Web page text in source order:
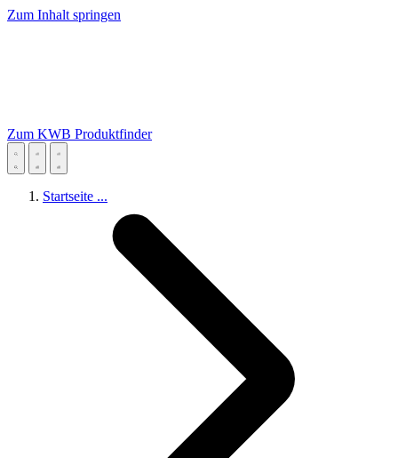
Zum Inhalt springen
Zum KWB Produktfinder
Startseite ...